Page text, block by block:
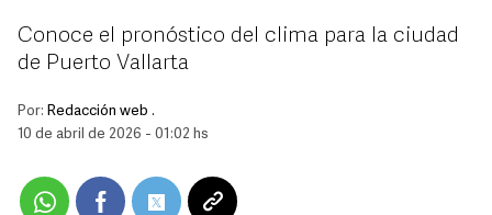
Conoce el pronóstico del clima para la ciudad
de Puerto Vallarta
Por: Redacción web .
10 de abril de 2026 - 01:02 hs